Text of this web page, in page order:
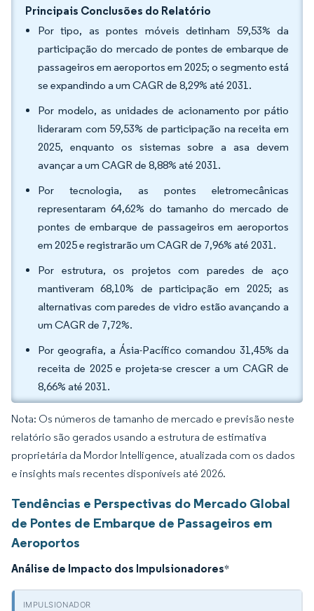
Principais Conclusões do Relatório
Por tipo, as pontes móveis detinham 59,53% da
participação do mercado de pontes de embarque de
passageiros em aeroportos em 2025; o segmento está
se expandindo a um CAGR de 8,29% até 2031.
Por modelo, as unidades de acionamento por pátio
lideraram com 59,53% de participação na receita em
2025, enquanto os sistemas sobre a asa devem
avançar a um CAGR de 8,88% até 2031.
Por tecnologia, as pontes eletromecânicas
representaram 64,62% do tamanho do mercado de
pontes de embarque de passageiros em aeroportos
em 2025 e registrarão um CAGR de 7,96% até 2031.
Por estrutura, os projetos com paredes de aço
mantiveram 68,10% de participação em 2025; as
alternativas com paredes de vidro estão avançando a
um CAGR de 7,72%.
Por geografia, a Ásia-Pacífico comandou 31,45% da
receita de 2025 e projeta-se crescer a um CAGR de
8,66% até 2031.
Nota: Os números de tamanho de mercado e previsão neste
relatório são gerados usando a estrutura de estimativa
proprietária da Mordor Intelligence, atualizada com os dados
e insights mais recentes disponíveis até 2026.
Tendências e Perspectivas do Mercado Global
de Pontes de Embarque de Passageiros em
Aeroportos
Análise de Impacto dos Impulsionadores*